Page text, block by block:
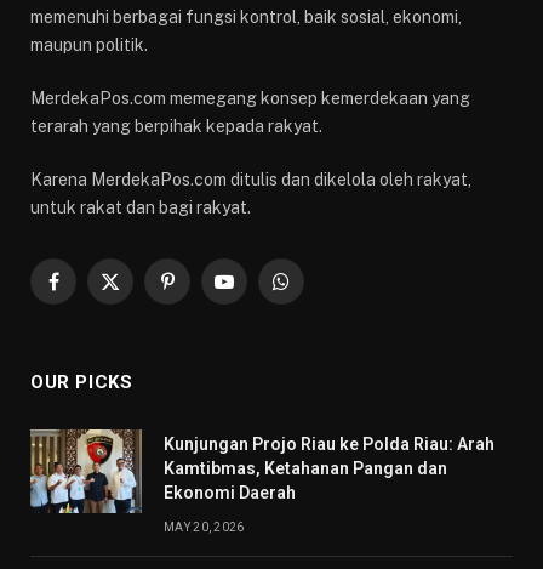
memenuhi berbagai fungsi kontrol, baik sosial, ekonomi,
maupun politik.
MerdekaPos.com memegang konsep kemerdekaan yang
terarah yang berpihak kepada rakyat.
Karena MerdekaPos.com ditulis dan dikelola oleh rakyat,
untuk rakat dan bagi rakyat.
Facebook
X
PinterestYouTubeWhatsApp
OUR PICKS
Kunjungan Projo Riau ke Polda Riau: Arah
Kamtibmas, Ketahanan Pangan dan
Ekonomi Daerah
MAY 20, 2026